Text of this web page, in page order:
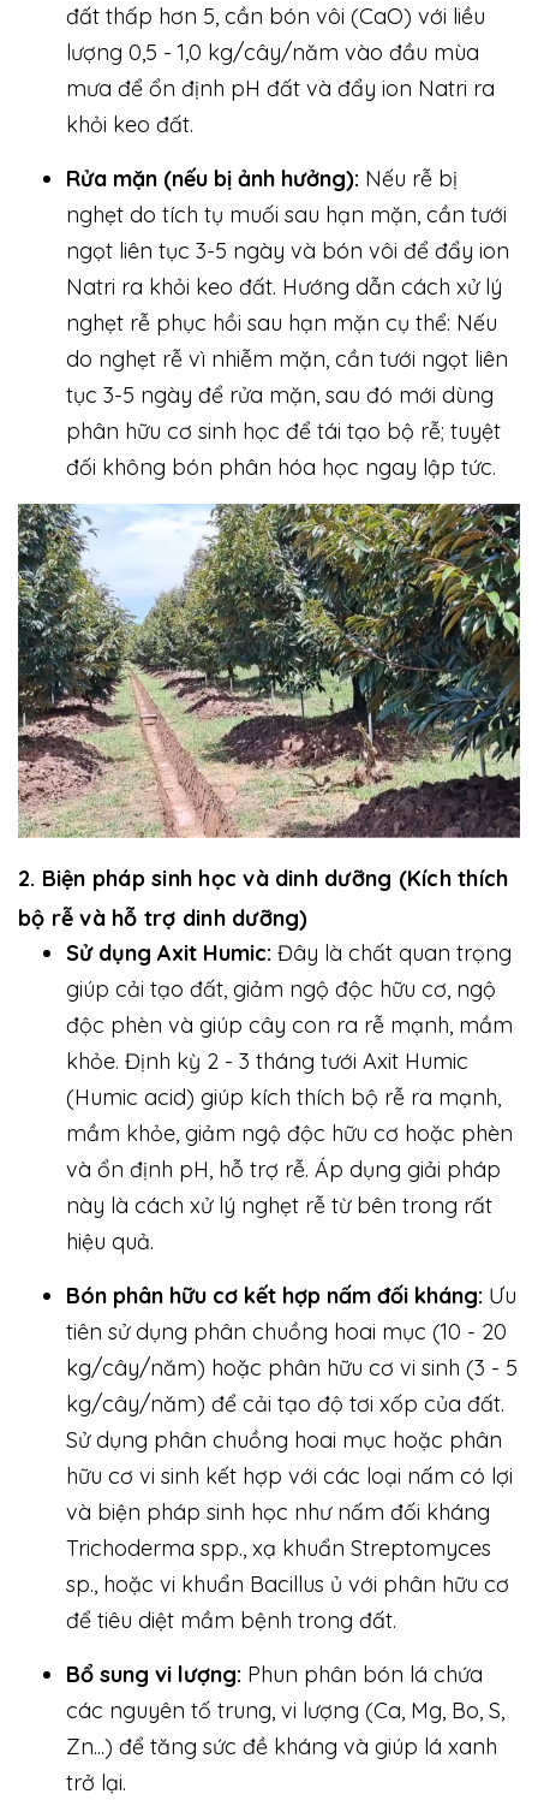
đất thấp hơn 5, cần bón vôi (CaO) với liều
lượng 0,5 - 1,0 kg/cây/năm vào đầu mùa
mưa để ổn định pH đất và đẩy ion Natri ra
khỏi keo đất.
Rửa mặn (nếu bị ảnh hưởng): Nếu rễ bị
nghẹt do tích tụ muối sau hạn mặn, cần tưới
ngọt liên tục 3-5 ngày và bón vôi để đẩy ion
Natri ra khỏi keo đất. Hướng dẫn cách xử lý
nghẹt rễ phục hồi sau hạn mặn cụ thể: Nếu
do nghẹt rễ vì nhiễm mặn, cần tưới ngọt liên
tục 3-5 ngày để rửa mặn, sau đó mới dùng
phân hữu cơ sinh học để tái tạo bộ rễ; tuyệt
đối không bón phân hóa học ngay lập tức.
2. Biện pháp sinh học và dinh dưỡng (Kích thích
bộ rễ và hỗ trợ dinh dưỡng)
Sử dụng Axit Humic: Đây là chất quan trọng
giúp cải tạo đất, giảm ngộ độc hữu cơ, ngộ
độc phèn và giúp cây con ra rễ mạnh, mầm
khỏe. Định kỳ 2 - 3 tháng tưới Axit Humic
(Humic acid) giúp kích thích bộ rễ ra mạnh,
mầm khỏe, giảm ngộ độc hữu cơ hoặc phèn
và ổn định pH, hỗ trợ rễ. Áp dụng giải pháp
này là cách xử lý nghẹt rễ từ bên trong rất
hiệu quả.
Bón phân hữu cơ kết hợp nấm đối kháng: Ưu
tiên sử dụng phân chuồng hoai mục (10 - 20
kg/cây/năm) hoặc phân hữu cơ vi sinh (3 - 5
kg/cây/năm) để cải tạo độ tơi xốp của đất.
Sử dụng phân chuồng hoai mục hoặc phân
hữu cơ vi sinh kết hợp với các loại nấm có lợi
và biện pháp sinh học như nấm đối kháng
Trichoderma spp., xạ khuẩn Streptomyces
sp., hoặc vi khuẩn Bacillus ủ với phân hữu cơ
để tiêu diệt mầm bệnh trong đất.
Bổ sung vi lượng: Phun phân bón lá chứa
các nguyên tố trung, vi lượng (Ca, Mg, Bo, S,
Zn...) để tăng sức đề kháng và giúp lá xanh
trở lại.